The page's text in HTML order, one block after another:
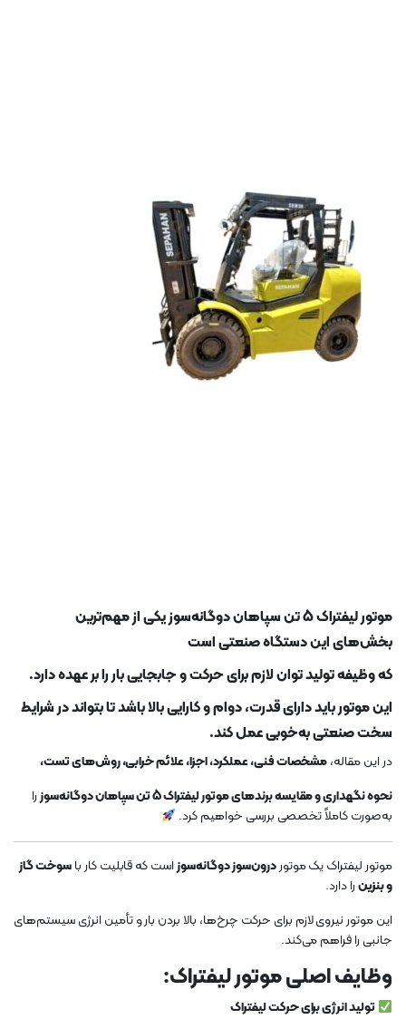
موتور لیفتراک 5 تن سپاهان دوگانه‌سوز یکی از مهم‌ترین
بخش‌های این دستگاه صنعتی است
که وظیفه تولید توان لازم برای حرکت و جابجایی بار را بر عهده دارد.
این موتور باید دارایقدرت، دوام و کارایی بالاباشد تا بتواند در شرایط
سخت صنعتی به‌خوبی عمل کند.
در این مقاله،مشخصات فنی، عملکرد، اجزا، علائم خرابی، روش‌های تست،
نحوه نگهداری و مقایسه برندهای موتور لیفتراک 5 تن سپاهان دوگانه‌سوز
را
به‌صورت کاملاً تخصصی بررسی خواهیم کرد.
موتور لیفتراک یک موتوردرون‌سوز دوگانه‌سوزاست که قابلیت کار باسوخت گاز
و بنزینرا دارد.
این موتور نیروی لازم برای حرکت چرخ‌ها، بالا بردن بار و تأمین انرژی سیستم‌های
جانبی را فراهم می‌کند.
وظایف اصلی موتور لیفتراک:
تولید انرژی برای حرکت لیفتراک